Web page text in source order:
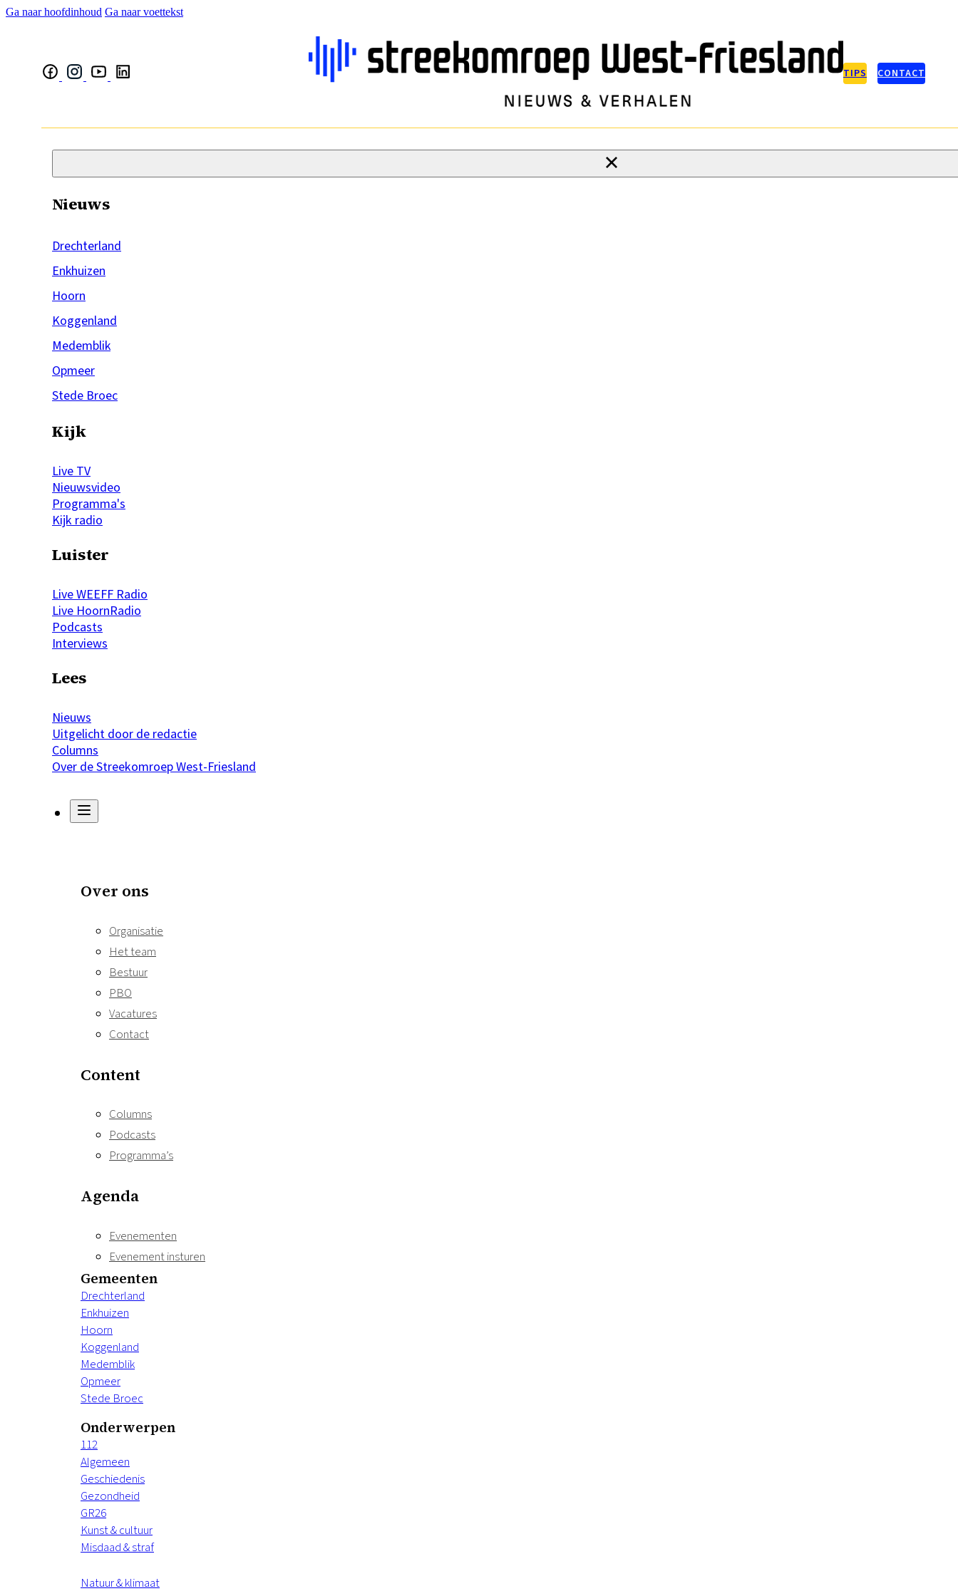
Ga naar hoofdinhoud Ga naar voettekst
TIPS CONTACT
Nieuws
Drechterland
Enkhuizen
Hoorn
Koggenland
Medemblik
Opmeer
Stede Broec
Kijk
Live TV
Nieuwsvideo
Programma's
Kijk radio
Luister
Live WEEFF Radio
Live HoornRadio
Podcasts
Interviews
Lees
Nieuws
Uitgelicht door de redactie
Columns
Over de Streekomroep West-Friesland
Over ons
Organisatie
Het team
Bestuur
PBO
Vacatures
Contact
Content
Columns
Podcasts
Programma’s
Agenda
Evenementen
Evenement insturen
Gemeenten
Drechterland
Enkhuizen
Hoorn
Koggenland
Medemblik
Opmeer
Stede Broec
Onderwerpen
112
Algemeen
Geschiedenis
Gezondheid
GR26
Kunst & cultuur
Misdaad & straf
Natuur & klimaat